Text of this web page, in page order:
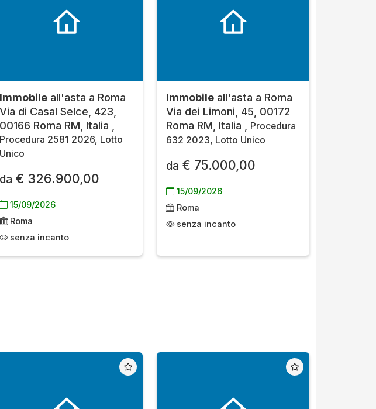
Immobile all'asta a Roma
Via di Casal Selce, 423,
00166 Roma RM, Italia ,
Procedura 2581 2026, Lotto
Unico
da € 326.900,00
15/09/2026
Roma
senza incanto
Immobile all'asta a Roma
Via dei Limoni, 45, 00172
Roma RM, Italia ,
Procedura
632 2023, Lotto Unico
da € 75.000,00
15/09/2026
Roma
senza incanto